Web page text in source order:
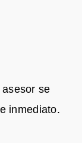
se
inmediato.